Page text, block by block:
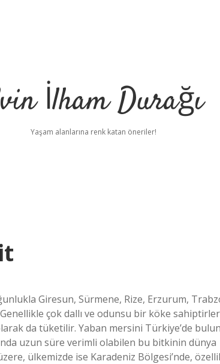
İlham Durağı
Yaşam alanlarına renk katan öneriler!
Giresun, Sürmene, Rize, Erzurum,
çok dallı ve odunsu bir köke
da tüketilir. Yaban mersini Türkiye’de
uzun süre verimli olabilen bu bitkinin dünya
ülkemizde ise Karadeniz Bölgesi’nde,